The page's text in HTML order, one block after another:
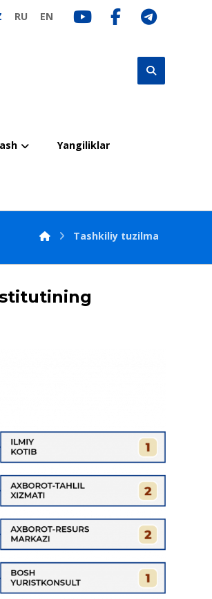
RU EN
Yangiliklar
Tashkiliy tuzilma